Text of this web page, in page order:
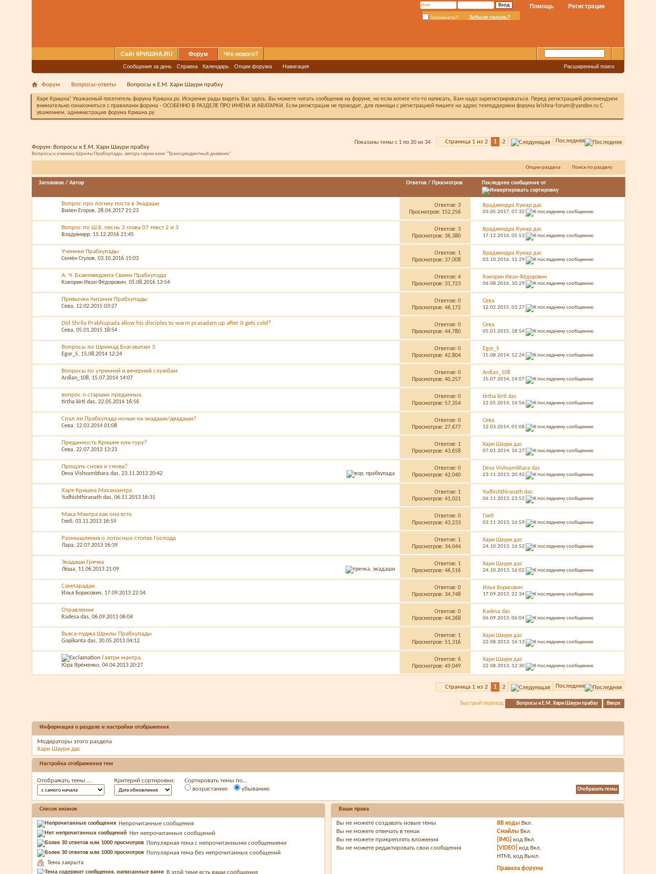
Регистрация
Помощь
Запомнить? Забыли пароль?
Сайт КРИШНА.RU Форум
Сообщения за день Справка Календарь Опции форума Навигация
Что нового?
Расширенный поиск
Форум Вопросы-ответы Вопросы к Е.М. Хари Шаури прабху
Харе Кришна! Уважаемый посетитель форума Кришна.ру. Искренне рады видеть Вас здесь. Вы можете читать сообщения на форуме, но если хотите что-то написать, Вам надо зарегистрироваться. Перед регистрацией рекомендуем
внимательно ознакомиться с правилами форума - ОСОБЕННО В РАЗДЕЛЕ ПРО ИМЕНА И АВАТАРКИ. Если регистрация не проходит, для помощи с регистрацией пишите на адрес техподдержки форума krishna-forum@yandex.ru С
уважением, администрация форума Кришна.ру
Страница 1 из 2 1 2 Последняя
Показаны темы с 1 по 20 из 34
Форум: Вопросы к Е.М. Хари Шаури прабху
Вопросы к ученику Шрилы Прабхупады, автору серии книг "Трансцендентный дневник"
Опции раздела Поиск по разделу
Заголовок / Автор Ответов / Просмотров Последнее сообщение от
Вопрос про логику поста в Экадаши
Вилен Егоров, 28.04.2017 21:23
Ответов:3
Просмотров: 152,256
Враджендра Кумар дас
03.05.2017, 07:32
Вопрос по Ш.Б. песнь 3 глава 07 текст 2 и 3
Владимирр, 15.12.2016 21:45
Ответов:3
Просмотров: 36,380
Враджендра Кумар дас
17.12.2016, 05:53
Ученики Прабхупады
Семён Сгулов, 03.10.2016 15:03
Ответов: 1
Просмотров: 37,008
Враджендра Кумар дас
03.10.2016, 15:29
А. Ч. Бхактиведанта Свами Прабхупада
Кокорин Иван Фёдорович, 05.08.2016 13:54
Ответов:4
Просмотров: 31,723
Кокорин Иван Фёдорович
06.08.2016, 10:29
Привычки питания Прабхупады
Сева, 12.02.2015 03:27
Ответов:0
Просмотров: 46,172
Сева
12.02.2015, 03:27
Did Shrila Prabhupada allow his disciples to warm prasadam up after it gets cold?
Сева, 05.01.2015 18:54
Ответов:0
Просмотров: 44,780
Сева
05.01.2015, 18:54
Вопросы по Шримад Бхагаватам 3
Egor_S, 15.08.2014 12:24
Ответов:0
Просмотров: 42,804
Egor_S
15.08.2014, 12:24
Вопросы по утренней и вечерней службам
Ardian_108, 15.07.2014 14:07
Ответов:0
Просмотров: 40,257
Ardian_108
15.07.2014, 14:07
вопрос о старших преданных.
tirtha kirti das, 22.05.2014 16:56
Ответов:0
Просмотров: 57,354
tirtha kirti das
22.05.2014, 16:56
Спал ли Прабхупада ночью на экадаши/двадаши?
Сева, 12.03.2014 01:08
Ответов:0
Просмотров: 27,677
Сева
12.03.2014, 01:08
Преданность Кришне или гуру?
Сева, 22.07.2013 13:23
Ответов: 1
Просмотров: 43,658
Хари Шаури дас
07.01.2014, 16:27
Прощать снова и снова?
Deva Vishvambhara das, 23.11.2013 20:42
Ответов:0
Просмотров: 42,040
Deva Vishvambhara das
23.11.2013, 20:42
Харе Кришна Махамантра
Yudhishthiranath das, 06.11.2013 16:31
Ответов: 1
Просмотров: 41,021
Yudhishthiranath das
06.11.2013, 23:52
Маха Мантра как она есть
Глеб, 03.11.2013 16:59
Ответов:0
Просмотров: 43,233
Глеб
03.11.2013, 16:59
Размышления о лотосных стопах Господа
Лара, 22.07.2013 16:39
Ответов: 1
Просмотров: 34,044
Хари Шаури дас
24.10.2013, 16:52
Экадаши.Гречка
Лёша, 11.06.2013 21:09
Ответов: 1
Просмотров: 46,516
Хари Шаури дас
24.10.2013, 16:02
Сампарадаи
Илья Борисович, 17.09.2013 22:34
Ответов:0
Просмотров: 34,748
Илья Борисович
17.09.2013, 22:34
Отравление
Radesa das, 06.09.2013 06:04
Ответов:0
Просмотров: 44,268
Radesa das
06.09.2013, 06:04
Вьяса-пуджа Шрилы Прабхупады
Gopikanta das, 30.05.2013 04:12
Ответов: 1
Просмотров: 51,316
Хари Шаури дас
22.08.2013, 16:13
Гаятри мантра.
Юра Ярёменко, 04.04.2013 20:27
Ответов:6
Просмотров: 49,049
Хари Шаури дас
22.08.2013, 12:30
Страница 1 из 2 1 2 Последняя
Быстрый переход Вопросы к Е.М. Хари Шаури прабху Вверх
Информация о разделе и настройки отображения
Модераторы этого раздела
Хари Шаури дас
Настройка отображения тем
Отображать темы ... Критерий сортировки:
Сортировать темы по...
возрастанию
убыванию
Список иконок
Непрочитанные сообщения
Нет непрочитанных сообщений
Популярная тема с непрочитанными сообщениями
Популярная тема без непрочитанных сообщений
Тема закрыта
В этой теме есть ваши сообщения
Ваши права
Выне можете создавать новые темы
Выне можете отвечать в темах
Выне можете прикреплять вложения
Выне можете редактировать свои сообщения
BB коды Вкл.
Смайлы Вкл.
[IMG] код Вкл.
[VIDEO] код Вкл.
HTML код Выкл.
Правила форума